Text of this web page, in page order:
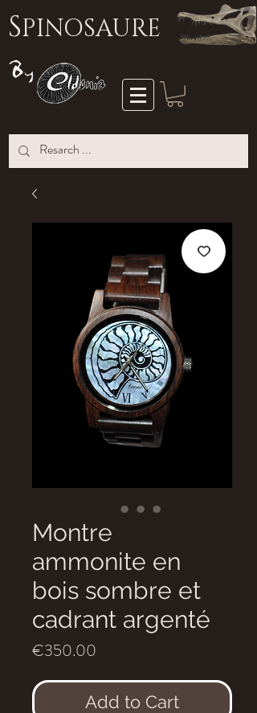
SPINOSAURE
Montre
ammonite en
bois sombre et
cadrant argenté
€350.00
Add to Cart